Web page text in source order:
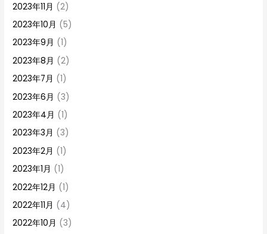
2023年11月 (2)
2023年10月 (5)
2023年9月 (1)
2023年8月 (2)
2023年7月 (1)
2023年6月 (3)
2023年4月 (1)
2023年3月 (3)
2023年2月 (1)
2023年1月 (1)
2022年12月 (1)
2022年11月 (4)
2022年10月 (3)